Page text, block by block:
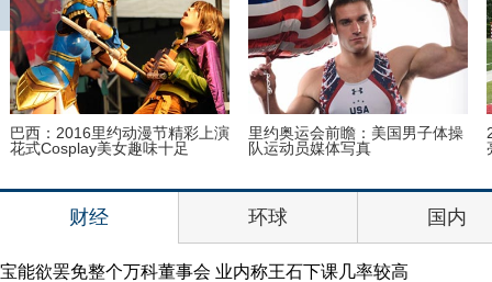
巴西：2016里约动漫节精彩上演
花式Cosplay美女趣味十足
里约奥运会前瞻：美国男子体操
队运动员媒体写真
财经 环球 国内
宝能欲罢免整个万科董事会 业内称王石下课几率较高